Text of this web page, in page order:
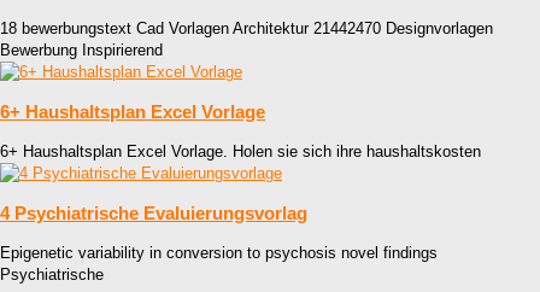
18 bewerbungstext Cad Vorlagen Architektur 21442470 Designvorlagen
Bewerbung Inspirierend
6+ Haushaltsplan Excel Vorlage
6+ Haushaltsplan Excel Vorlage. Holen sie sich ihre haushaltskosten
4 Psychiatrische Evaluierungsvorlag
Epigenetic variability in conversion to psychosis novel findings
Psychiatrische